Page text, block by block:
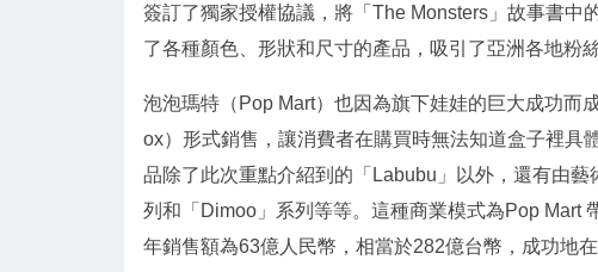
簽訂了獨家授權協議，將「The Monsters」故事書中
了各種顏色、形狀和尺寸的產品，吸引了亞洲各地粉絲
泡泡瑪特（Pop Mart）也因為旗下娃娃的巨大成功而
ox）形式銷售，讓消費者在購買時無法知道盒子裡具
品除了此次重點介紹到的「Labubu」以外，還有由
列和「Dimoo」系列等等。這種商業模式為Pop Mart
年銷售額為63億人民幣，相當於282億台幣，成功地